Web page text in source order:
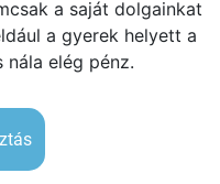
a saját dolgainkat
a gyerek helyett a
nála elég pénz.